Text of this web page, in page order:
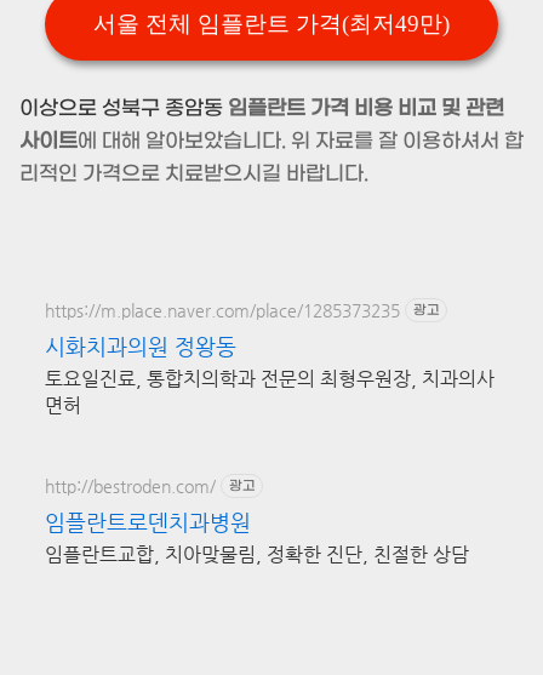
서울 전체 임플란트 가격(최저49만)
이상으로 성북구 종암동 임플란트 가격 비용 비교 및 관련
사이트에 대해 알아보았습니다. 위 자료를 잘 이용하셔서 합
리적인 가격으로 치료받으시길 바랍니다.
https://m.place.naver.com/place/1285373235 광고
시화치과의원 정왕동
토요일진료, 통합치의학과 전문의 최형우원장, 치과의사
면허
http://bestroden.com/ 광고
임플란트로덴치과병원
임플란트교합, 치아맞물림, 정확한 진단, 친절한 상담